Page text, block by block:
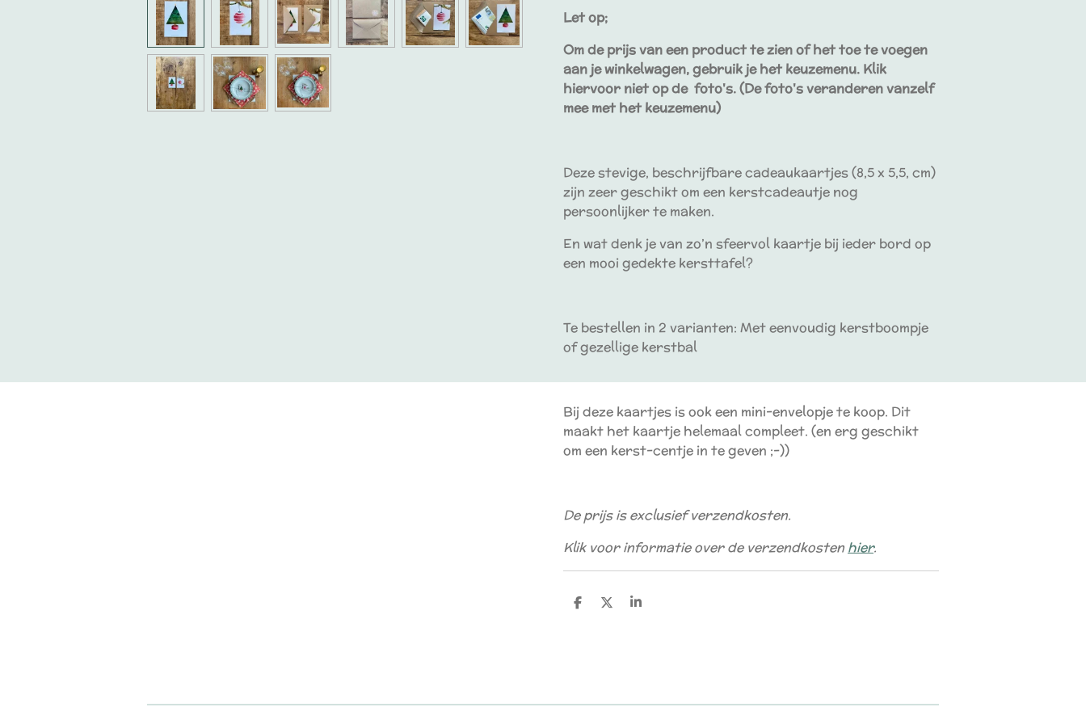
Let op;
Om de prijs van een product te zien of het toe te voegen
aan je winkelwagen, gebruik je het keuzemenu. Klik
hiervoor nietop de foto's. (De foto's veranderen vanzelf
mee met het keuzemenu)
Deze stevige, beschrijfbare cadeaukaartjes (8,5 x 5,5, cm)
zijn zeer geschikt om een kerstcadeautje nog
persoonlijker te maken.
En wat denk je van zo’n sfeervol kaartje bij ieder bord op
een mooi gedekte kersttafel?
Te bestellen in 2 varianten: Met eenvoudig kerstboompje
of gezellige kerstbal
Bij deze kaartjes is ook een mini-envelopje te koop. Dit
maakt het kaartje helemaal compleet. (en erg geschikt
om een kerst-centje in te geven ;-))
De prijs is exclusief verzendkosten.
Klik voor informatie over de verzendkosten hier.
D
D
S